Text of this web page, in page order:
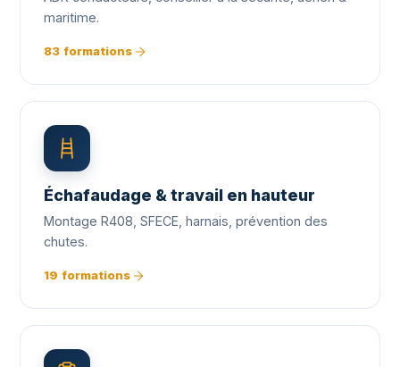
maritime.
83 formations
Échafaudage & travail en hauteur
Montage R408, SFECE, harnais, prévention des
chutes.
19 formations